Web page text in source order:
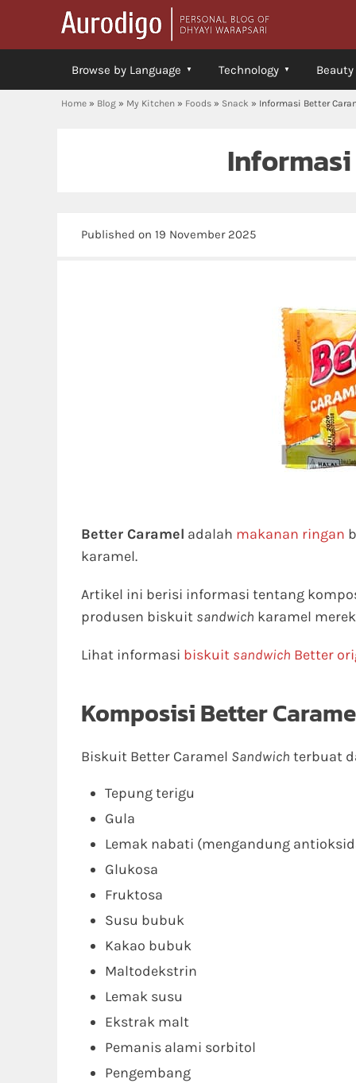
Browse by Language Technology Beauty
Home » Blog » My Kitchen » Foods » Snack » Informasi Better
Published on 19 November 2025
Better Caramel adalah makanan ringan
karamel.
Artikel ini berisi informasi tentang
produsen biskuit sandwich karamel
Lihat informasi biskuit sandwich Better
Komposisi Better
Biskuit Better Caramel Sandwich terbuat
Tepung terigu
Gula
Lemak nabati (mengandung
Glukosa
Fruktosa
Susu bubuk
Kakao bubuk
Maltodekstrin
Lemak susu
Ekstrak malt
Pemanis alami sorbitol
Pengembang